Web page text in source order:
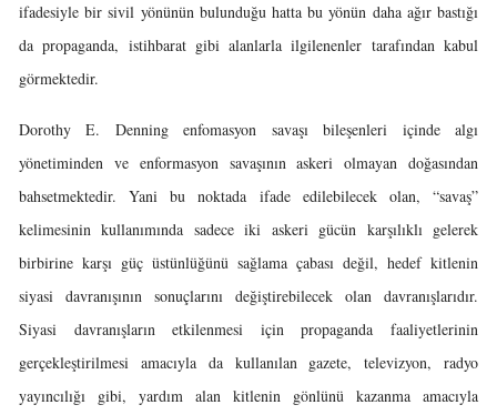
ifadesiyle bir sivil yönünün bulunduğu hatta bu yönün daha ağır bastığı
da propaganda, istihbarat gibi alanlarla ilgilenenler tarafından kabul
görmektedir.
Dorothy E. Denning enfomasyon savaşı bileşenleri içinde algı
yönetiminden ve enformasyon savaşının askeri olmayan doğasından
bahsetmektedir. Yani bu noktada ifade edilebilecek olan, “savaş”
kelimesinin kullanımında sadece iki askeri gücün karşılıklı gelerek
birbirine karşı güç üstünlüğünü sağlama çabası değil, hedef kitlenin
siyasi davranışının sonuçlarını değiştirebilecek olan davranışlarıdır.
Siyasi davranışların etkilenmesi için propaganda faaliyetlerinin
gerçekleştirilmesi amacıyla da kullanılan gazete, televizyon, radyo
yayıncılığı gibi, yardım alan kitlenin gönlünü kazanma amacıyla